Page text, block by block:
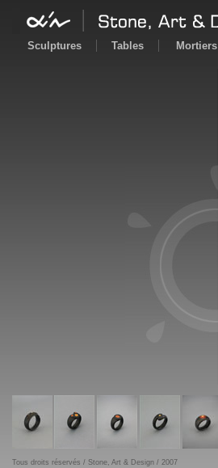
Sculptures Tables Mortiers
Tous droits réservés / Stone, Art & Design / 2007